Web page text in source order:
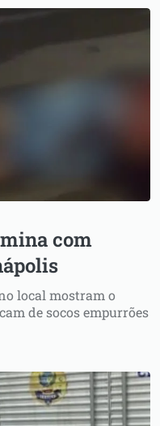
com
local mostram o
de socos empurrões